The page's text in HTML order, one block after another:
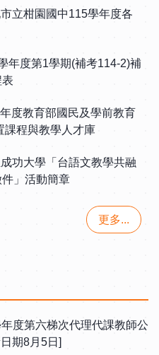
市立柑園國中115學年度各
年度第1學期(補考114-2)補
年度教育部國民及學前教育
課程與教學人才庫
成功大學「台語文教學共融
」活動簡章
更多...
年度第六梯次代理代課教師公
期8月5日]